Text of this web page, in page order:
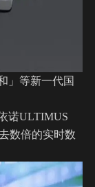
」等新一代国
诺ULTIMUS
数倍的实时数